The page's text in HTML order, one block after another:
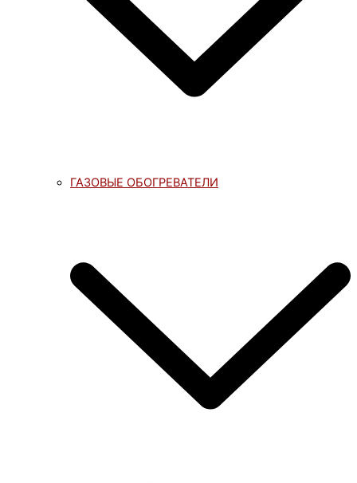
ГАЗОВЫЕ ОБОГРЕВАТЕЛИ